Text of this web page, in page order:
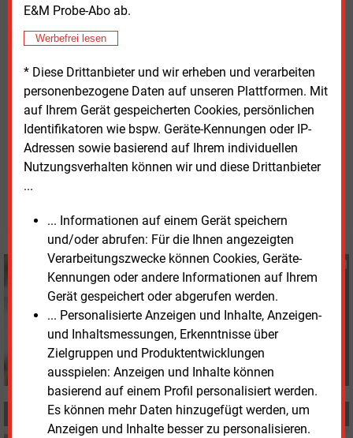
E&M Probe-Abo ab.
Werbefrei lesen
* Diese Drittanbieter und wir erheben und verarbeiten
personenbezogene Daten auf unseren Plattformen. Mit
auf Ihrem Gerät gespeicherten Cookies, persönlichen
Identifikatoren wie bspw. Geräte-Kennungen oder IP-
Adressen sowie basierend auf Ihrem individuellen
Nutzungsverhalten können wir und diese Drittanbieter
...
... Informationen auf einem Gerät speichern
und/oder abrufen: Für die Ihnen angezeigten
Verarbeitungszwecke können Cookies, Geräte-
Kennungen oder andere Informationen auf Ihrem
Gerät gespeichert oder abgerufen werden.
... Personalisierte Anzeigen und Inhalte, Anzeigen-
und Inhaltsmessungen, Erkenntnisse über
Zielgruppen und Produktentwicklungen
ausspielen: Anzeigen und Inhalte können
basierend auf einem Profil personalisiert werden.
Es können mehr Daten hinzugefügt werden, um
Anzeigen und Inhalte besser zu personalisieren.
Bereichen der Energie- und Klimapolitik zu
intensivieren und im Bereich des Wasserstoffs
abgestimmte Regulierungsrahmen zu erleichtern. Die
Studie gibt nun Empfehlungen für das weitere
Vorgehen beider Seiten.
Donnerstag, 24.04.2025, 09:03 Uhr
Susanne Harmsen
Susanne Harmsen
+49 (0) 151 28207503
s.harmsen@energie-
und-management.de
MEHR ZUM THEMA